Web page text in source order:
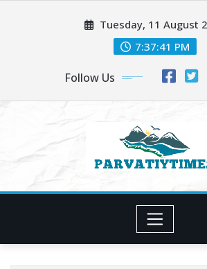
Tuesday, 11 August
7:37:42 PM
Follow Us